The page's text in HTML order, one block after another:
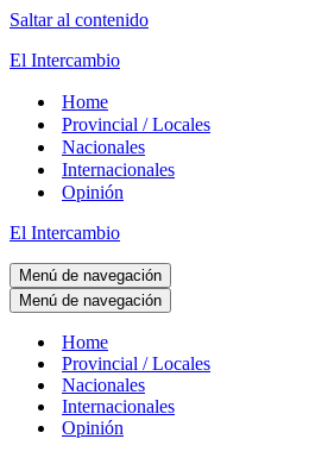
Saltar al contenido
El Intercambio
Home
Provincial / Locales
Nacionales
Internacionales
Opinión
El Intercambio
Menú de navegación
Menú de navegación
Home
Provincial / Locales
Nacionales
Internacionales
Opinión